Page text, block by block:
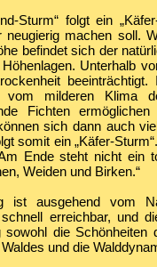
Sturm“ folgt ein
neugierig machen soll.
befindet sich der
Höhenlagen. Unterhalb
vom milderen Klima
Fichten
sich dann auch
somit ein „Käfer-
Ende steht nicht ein
Weiden und Birken.“
ist ausgehend vom
schnell erreichbar, und
sowohl die
und die